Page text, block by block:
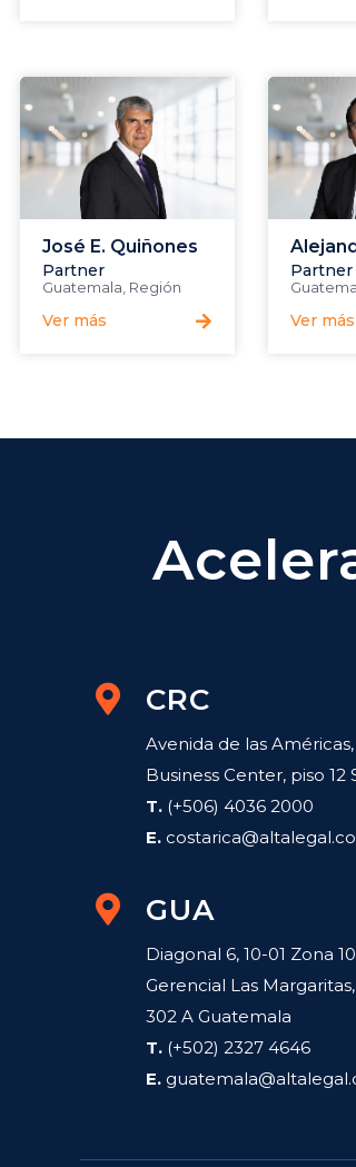
José E. Quiñones
Partner
Guatemala Región
Ver más
Partner
Ver más
CRC
Avenida de las
Business Center, piso 12
T. (+506) 4036 2000
E.
GUA
Diagonal 6, 10-01 Zona
Gerencial Las
302 A Guatemala
T. (+502) 2327 4646
E.